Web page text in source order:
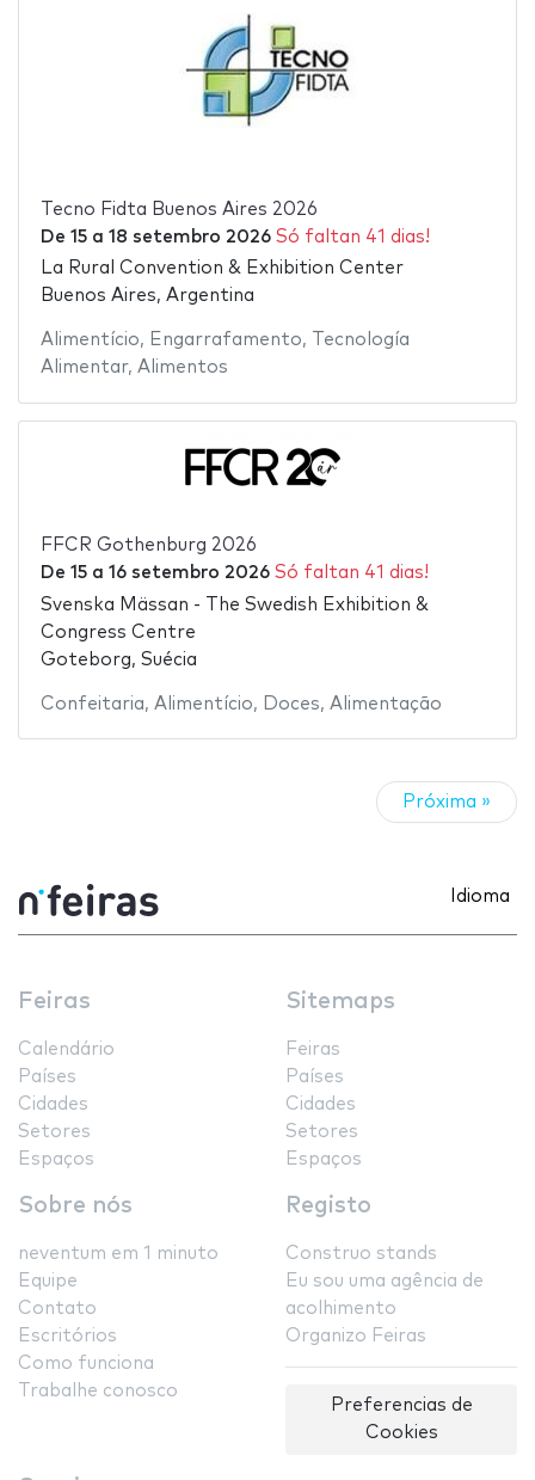
Tecno Fidta Buenos Aires 2026
De 15a 18 setembro 2026 Só faltan 41 dias!
La Rural Convention & Exhibition Center
Buenos Aires, Argentina
Alimentício, Engarrafamento,
Tecnología
Alimentar, Alimentos
FFCR Gothenburg 2026
De 15a 16 setembro 2026 Só faltan 41 dias!
Svenska Mässan - The Swedish Exhibition &
Congress Centre
Goteborg, Suécia
Confeitaria, Alimentício, Doces, Alimentação
Próxima »
Idioma
Feiras
Calendário
Países
Cidades
Setores
Espaços
Sitemaps
Feiras
Países
Cidades
Setores
Espaços
Sobre nós
neventum em 1 minuto
Equipe
Contato
Escritórios
Como funciona
Trabalhe conosco
Registo
Construo stands
Eu sou uma agência de
acolhimento
Organizo Feiras
Preferencias de
Cookies